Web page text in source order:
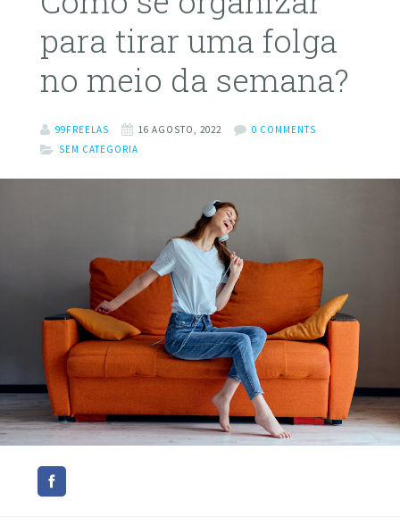
para tirar uma folga
no meio da semana?
99FREELAS 16 AGOSTO, 2022
0 COMMENTS
SEM CATEGORIA